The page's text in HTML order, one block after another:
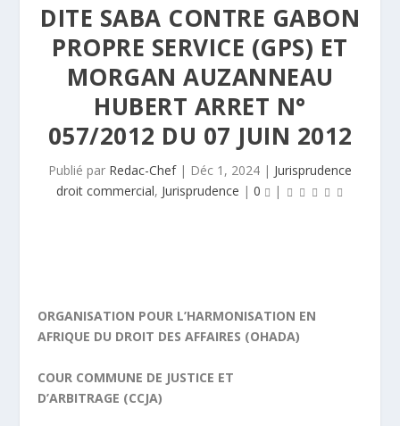
DITE SABA CONTRE GABON
PROPRE SERVICE (GPS) ET
MORGAN AUZANNEAU
HUBERT ARRET N°
057/2012 DU 07 JUIN 2012
Publié par Redac-Chef| Déc 1, 2024 | Jurisprudence
droit commercial, Jurisprudence | 0 |
ORGANISATION POUR L’HARMONISATION EN
AFRIQUE DU DROIT DES AFFAIRES (OHADA)
COUR COMMUNE DE JUSTICE ET
D’ARBITRAGE (CCJA)